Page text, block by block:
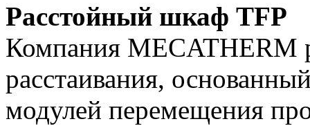
Расстойный шкаф TFP
Компания MECATHERM
расстаивания,
модулей перемещения